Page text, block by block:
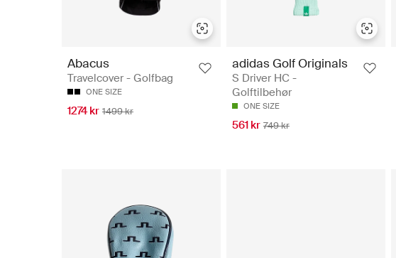
Abacus
Travelcover - Golfbag
ONE SIZE
1274 kr 1499 kr
adidas Golf Originals
S Driver HC -
Golftilbehør
ONE SIZE
561 kr 749 kr